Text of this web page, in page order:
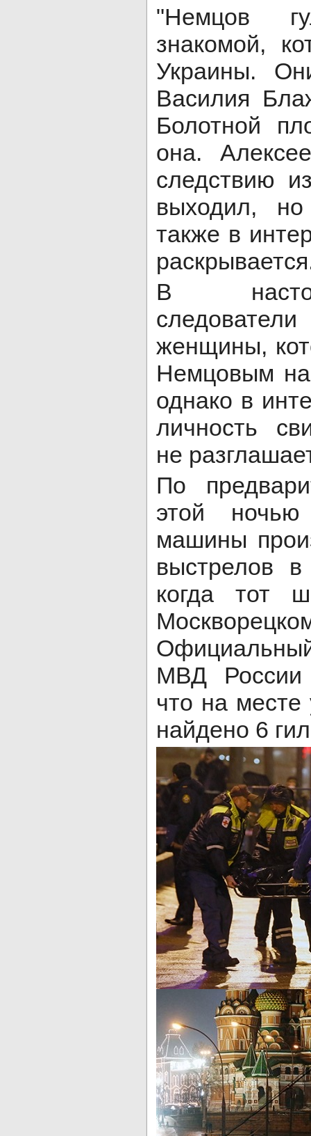
"Немцов
знакомой,
Украины.
Василия
Болотной
она.
следствию
выходил,
также в
В
женщины,
Немцовым
однако в
личность
не
По
этой
машины
выстрелов
когда тот
МВД России
что на месте
найдено 6